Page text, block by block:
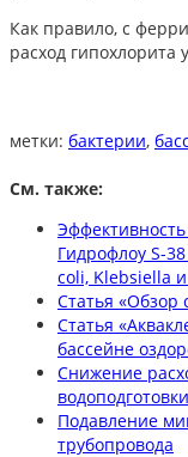
Как правило, с
расход гипохлорита
метки: бактерии,
См. также:
Гидрофлоу S-
coli, Klebsiella
Статья «Обзор
Статья
бассейне
Снижение
водоподготовки
Подавление
трубопровода